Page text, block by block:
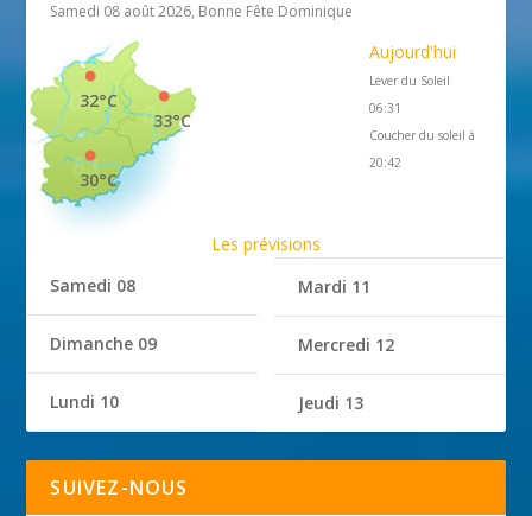
Samedi 08 août 2026, Bonne Fête Dominique
33°C
32°C
30°C
Aujourd'hui
Lever du Soleil
06:31
Coucher du soleil à
20:42
Les prévisions
Samedi 08
Dimanche 09
Lundi 10
Mardi 11
Mercredi 12
Jeudi 13
SUIVEZ-NOUS